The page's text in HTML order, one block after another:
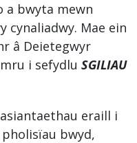
a bwyta mewn
cynaliadwy. Mae ein
â Deietegwyr
i sefydlu SGILIAU
eraill i
bwyd,